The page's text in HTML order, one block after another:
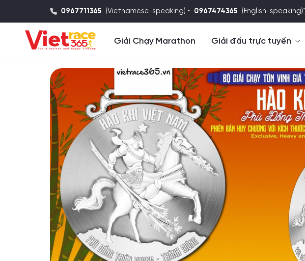
0967711365 (Vietnamese-speaking) • 0967474365 (English-speaking)
Giải Chạy Marathon Giải đấu trực tuyến